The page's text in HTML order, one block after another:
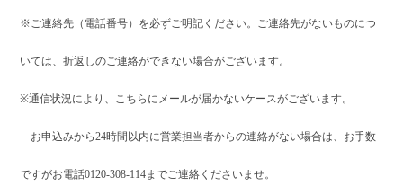
※ご連絡先（電話番号）を必ずご明記ください。ご連絡先がないものにつ
いては、折返しのご連絡ができない場合がございます。
※通信状況により、こちらにメールが届かないケースがございます。
お申込みから24時間以内に営業担当者からの連絡がない場合は、お手数
ですがお電話0120-308-114までご連絡くださいませ。